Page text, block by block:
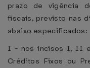
prazo de vigência
fiscais, previsto nas
abaixo especificados:
I - nos incisos I, II
Créditos Fixos ou